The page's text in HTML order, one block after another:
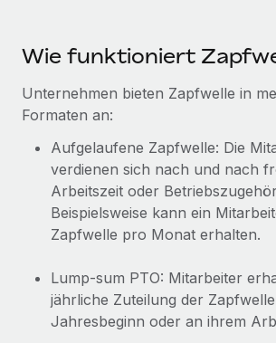
MCP
Integrationen
Prozessoptimierung mit
DIENSTLEISTUNGEN
Frag unsere Expert:innen
Background-Checks
Einfacheres Bewerber:innen-
Strategische Technologiepartner
Flexible Einbettung von Global-HR-
Plattform
Partner werden
Entdecke die Möglichkeiten einer
Remote Build
Demnächst verfügbar
Beratung zu Integrationen und KI-
FALLSTUDIEN
So hat der KI-Vorreiter Weaviate
Bibliothek für Stellenbeschreibungen
Webinare
Newsroom
Informationen zu Gehältern und
Insights Center
Hol dir Unterstützung
Alle Ressourcen anzeigen
한국어
中文（简体）
Wie funktioniert
Unternehmen bieten Zapfwelle in
Formaten an:
Aufgelaufene Zapfwelle: Die
verdienen sich nach und nach
Arbeitszeit oder
Beispielsweise kann ein
Zapfwelle pro Monat erhalten.
Lump-sum PTO: Mitarbeiter
jährliche Zuteilung der
Jahresbeginn oder an ihrem